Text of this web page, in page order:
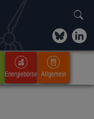
Energiebörse Allgemein